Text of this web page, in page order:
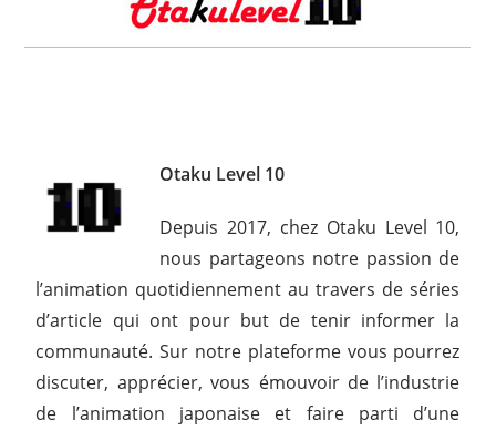
Otaku Level 10
Depuis 2017, chez Otaku Level 10,
nous partageons notre passion de
l’animation quotidiennement au travers de séries
d’article qui ont pour but de tenir informer la
communauté. Sur notre plateforme vous pourrez
discuter, apprécier, vous émouvoir de l’industrie
de l’animation japonaise et faire parti d’une